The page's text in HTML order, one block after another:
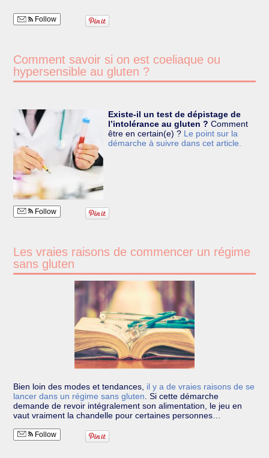
Follow
Comment savoir si on est coeliaque ou
hypersensible au gluten ?
Existe-il un test de dépistage de
l’intolérance au gluten ? Comment
être en certain(e) ?Le point sur la
démarche à suivre dans cet article.
Follow
Les vraies raisons de commencer un régime
sans gluten
Bien loin des modes et tendances, il y a de vraies raisons de se
lancer dans un régime sans gluten. Si cette démarche
demande de revoir intégralement son alimentation, le jeu en
vaut vraiment la chandelle pour certaines personnes…
Follow